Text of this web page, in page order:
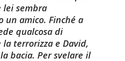
lei sembra
un amico. Finché a
qualcosa di
terrorizza e David,
bacia. Per svelare il